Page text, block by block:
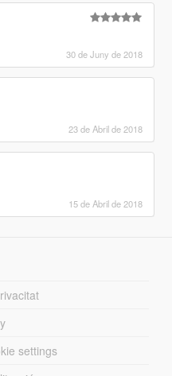
30 de Juny de 2018
23 de Abril de 2018
15 de Abril de 2018
settings